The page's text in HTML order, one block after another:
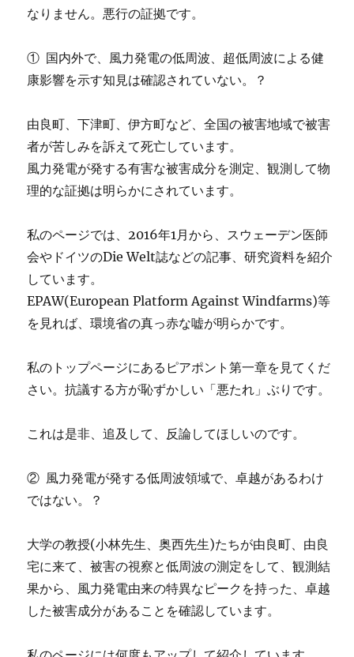
なりません。悪行の証拠です。
① 国内外で、風力発電の低周波、超低周波による健
康影響を示す知見は確認されていない。？
由良町、下津町、伊方町など、全国の被害地域で被害
者が苦しみを訴えて死亡しています。
風力発電が発する有害な被害成分を測定、観測して物
理的な証拠は明らかにされています。
私のページでは、2016年1月から、スウェーデン医師
会やドイツのDie Welt誌などの記事、研究資料を紹介
しています。
EPAW(European Platform Against Windfarms)等
を見れば、環境省の真っ赤な嘘が明らかです。
私のトップページにあるピアポント第一章を見てくだ
さい。抗議する方が恥ずかしい「悪たれ」ぶりです。
これは是非、追及して、反論してほしいのです。
② 風力発電が発する低周波領域で、卓越があるわけ
ではない。？
大学の教授(小林先生、奥西先生)たちが由良町、由良
宅に来て、被害の視察と低周波の測定をして、観測結
果から、風力発電由来の特異なピークを持った、卓越
した被害成分があることを確認しています。